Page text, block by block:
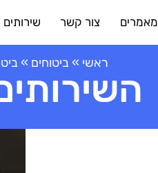
מאמרים צור קשר
ראשי »ביטוחים »